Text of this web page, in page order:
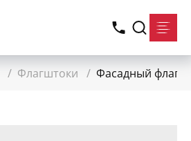
/ Флагштоки / Фасадный